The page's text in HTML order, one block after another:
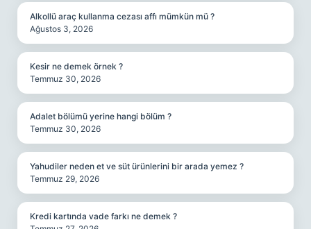
Alkollü araç kullanma cezası affı mümkün mü ?
Ağustos 3, 2026
Kesir ne demek örnek ?
Temmuz 30, 2026
Adalet bölümü yerine hangi bölüm ?
Temmuz 30, 2026
Yahudiler neden et ve süt ürünlerini bir arada yemez ?
Temmuz 29, 2026
Kredi kartında vade farkı ne demek ?